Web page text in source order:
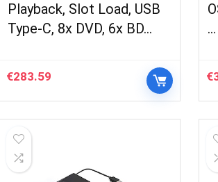
Playback, Slot Load, USB
Type-C, 8x DVD, 6x BD…
€283.59
…
€